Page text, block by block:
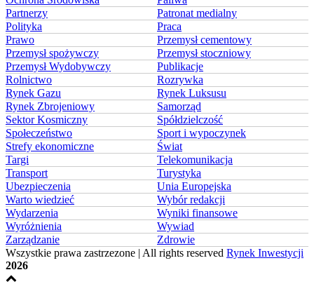
Partnerzy
Patronat medialny
Polityka
Praca
Prawo
Przemysł cementowy
Przemysł spożywczy
Przemysł stoczniowy
Przemysł Wydobywczy
Publikacje
Rolnictwo
Rozrywka
Rynek Gazu
Rynek Luksusu
Rynek Zbrojeniowy
Samorząd
Sektor Kosmiczny
Spółdzielczość
Społeczeństwo
Sport i wypoczynek
Strefy ekonomiczne
Świat
Targi
Telekomunikacja
Transport
Turystyka
Ubezpieczenia
Unia Europejska
Warto wiedzieć
Wybór redakcji
Wydarzenia
Wyniki finansowe
Wyróżnienia
Wywiad
Zarządzanie
Zdrowie
Wszystkie prawa zastrzezone | All rights reserved Rynek Inwestycji
2026